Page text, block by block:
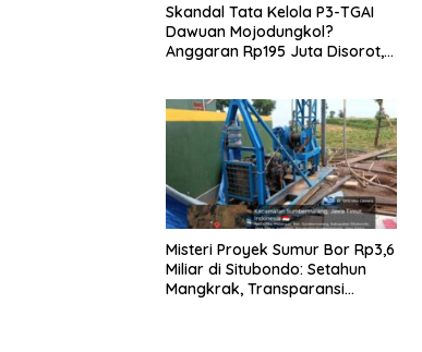
Skandal Tata Kelola P3-TGAI
Dawuan Mojodungkol?
Anggaran Rp195 Juta Disorot,
Misteri Proyek Sumur Bor Rp3,6
Miliar di Situbondo: Setahun
Mangkrak, Transparansi